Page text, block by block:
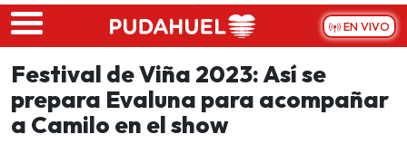
Skip to main content
EN VIVO
Festival de Viña 2023: Así se
prepara Evaluna para acompañar
a Camilo en el show